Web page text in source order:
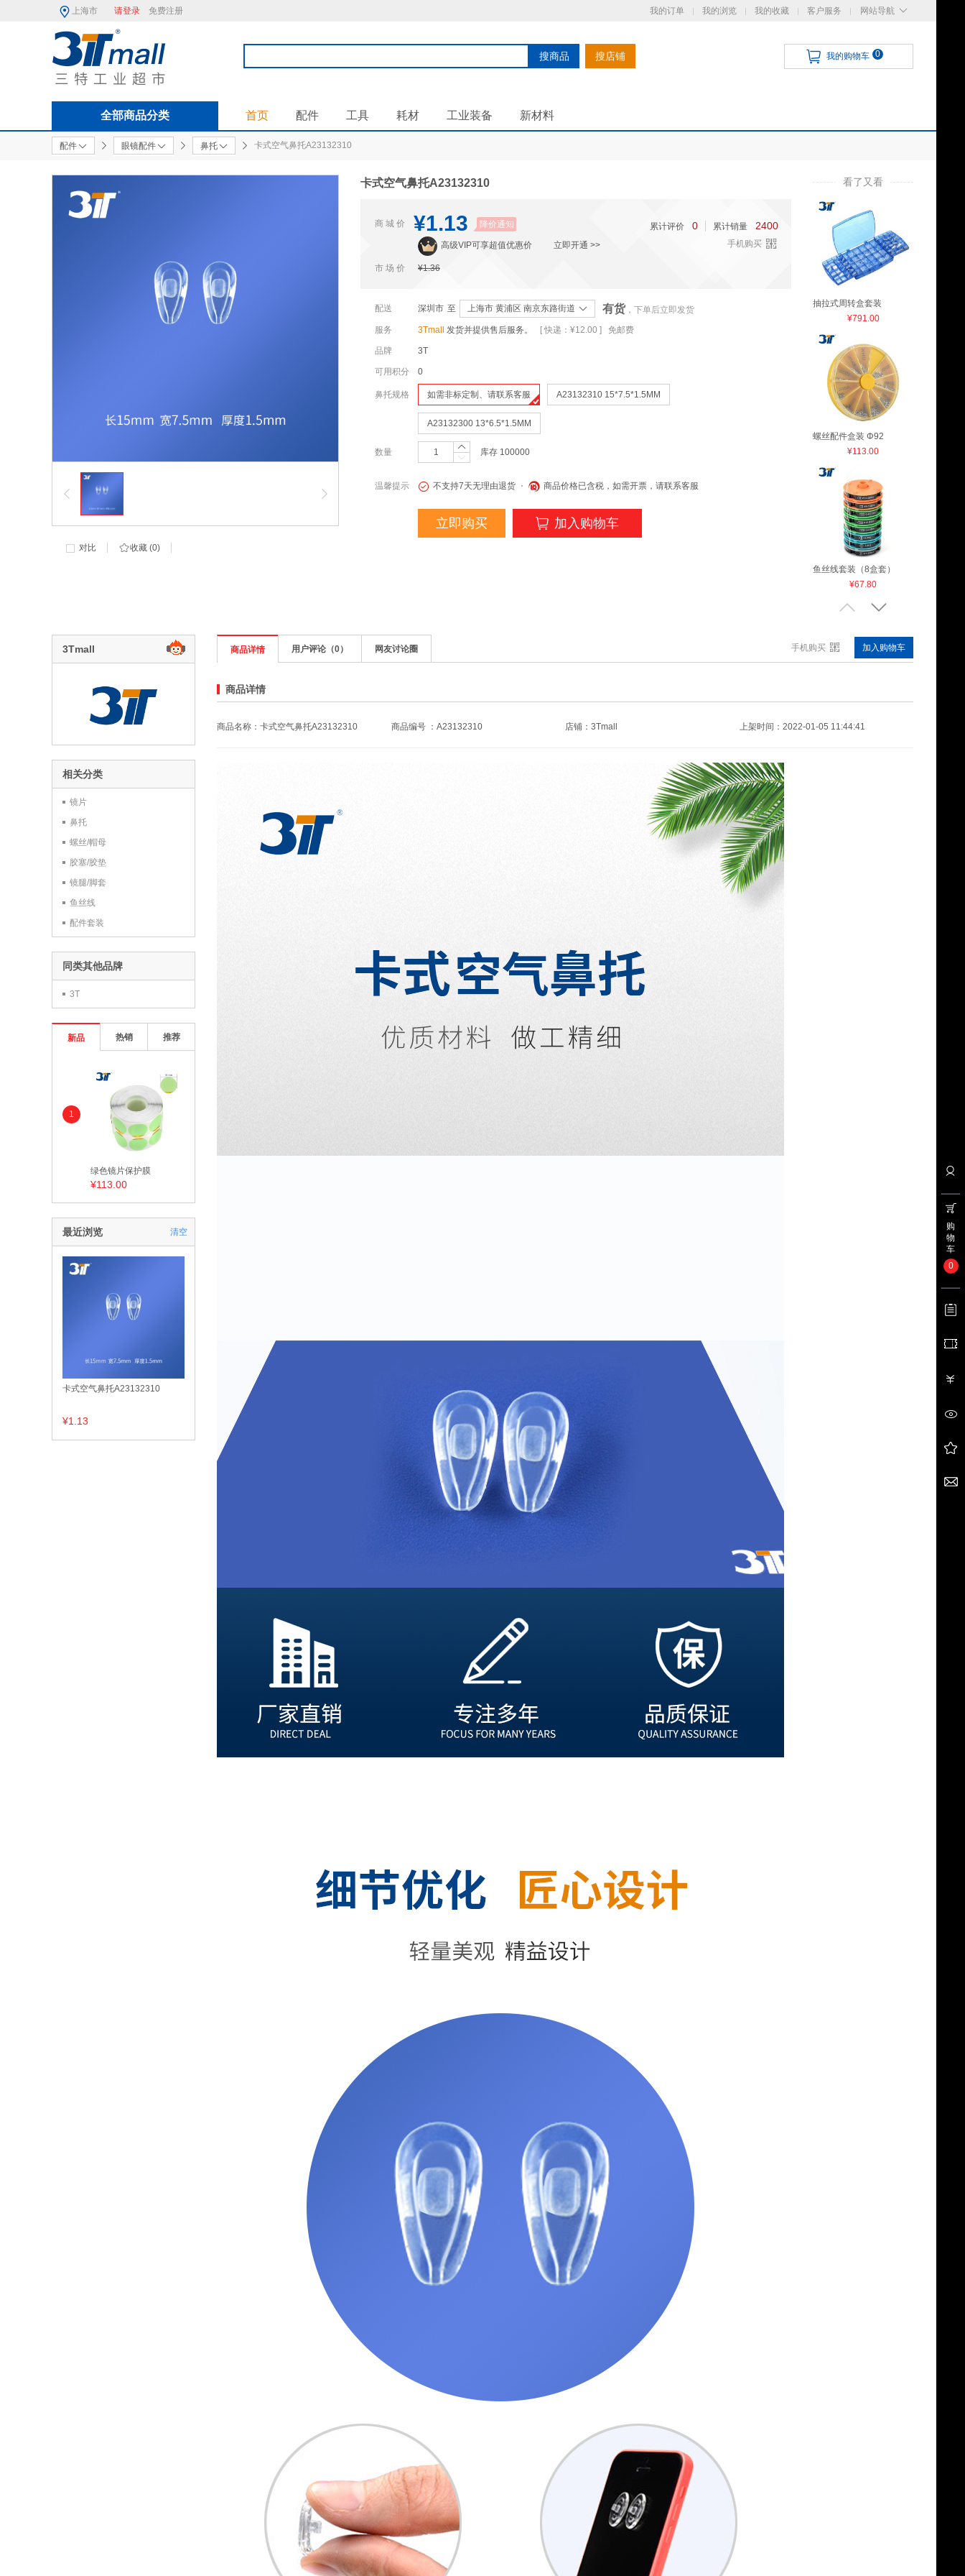
上海市 请登录 免费注册 我的订单 我的浏览 我的收藏 客户服务 网站导航
搜商品 搜店铺 我的购物车 0
全部商品分类 首页 配件 工具 耗材 工业装备 新材料
配件 眼镜配件 鼻托 卡式空气鼻托A23132310
对比 收藏 (0)
卡式空气鼻托A23132310
商 城 价 ¥1.13 降价通知
高级VIP可享超值优惠价 立即开通 >>
市 场 价 ¥1.36
累计评价 0 累计销量 2400
手机购买
配送 深圳市 至 上海市 黄浦区 南京东路街道 有货 ，下单后立即发货
服务
3Tmall 发货并提供售后服务。 [ 快递：¥12.00 ] 免邮费
品牌 3T
可用积分 0
鼻托规格 如需非标定制、请联系客服 A23132310 15*7.5*1.5MM
A23132300 13*6.5*1.5MM
数量 库存 100000
温馨提示 不支持7天无理由退货 商品价格已含税，如需开票，请联系客服
立即购买 加入购物车
看了又看
抽拉式周转盒套装
¥791.00
螺丝配件盒装 Φ92
¥113.00
鱼丝线套装（8盒套）
¥67.80
运动腿（中号)11141030
3Tmall
相关分类
镜片
鼻托
螺丝/帽母
胶塞/胶垫
镜腿/脚套
鱼丝线
配件套装
同类其他品牌
3T
新品 热销 推荐
1
绿色镜片保护膜
¥113.00
最近浏览 清空
卡式空气鼻托A23132310
¥1.13
商品详情 用户评论（0） 网友讨论圈 手机购买 加入购物车
商品详情
商品名称：卡式空气鼻托A23132310 商品编号 ：A23132310 店铺： 3Tmall 上架时间：2022-01-05 11:44:41
购
物
车
0